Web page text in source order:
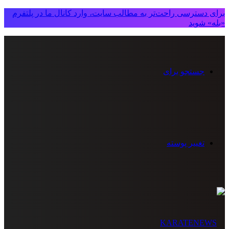
برای دسترسی راحت‌تر به مطالب سایت، وارد کانال ما در پلتفرم
«بله» شوید
جستجو برای
تغییر پوسته